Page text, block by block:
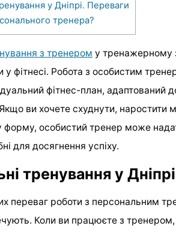
у Дніпрі. Переваги
тренера?
з тренером у тренажерному
у фітнесі. Робота з особистим
фітнес-план, адаптований
ви хочете схуднути, наростити
форму, особистий тренер може
для досягнення успіху.
тренування у
переваг роботи з персональним
Коли ви працюєте з